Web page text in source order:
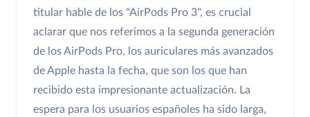
titular hable de los "AirPods Pro 3", es crucial
aclarar que nos referimos a la segunda generación
de los AirPods Pro, los auriculares más avanzados
de Apple hasta la fecha, que son los que han
recibido esta impresionante actualización. La
espera para los usuarios españoles ha sido larga,